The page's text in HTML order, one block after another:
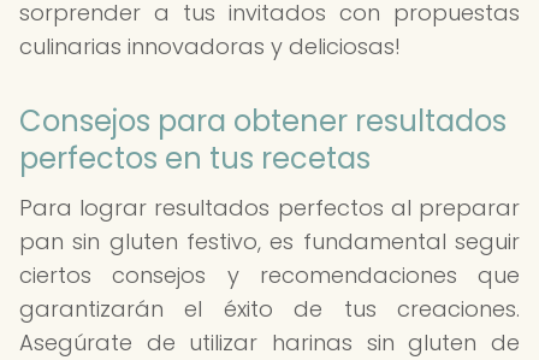
sorprender a tus invitados con propuestas
culinarias innovadoras y deliciosas!
Consejos para obtener resultados
perfectos en tus recetas
Para lograr resultados perfectos al preparar
pan sin gluten festivo, es fundamental seguir
ciertos consejos y recomendaciones que
garantizarán el éxito de tus creaciones.
Asegúrate de utilizar harinas sin gluten de